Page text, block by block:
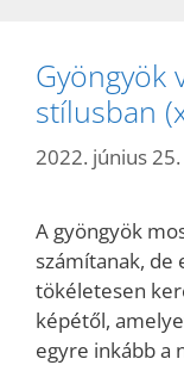
Gyöngyök
stílusban
2022. június
A gyöngyök
számítanak, de
tökéletesen
képétől,
egyre inkább a